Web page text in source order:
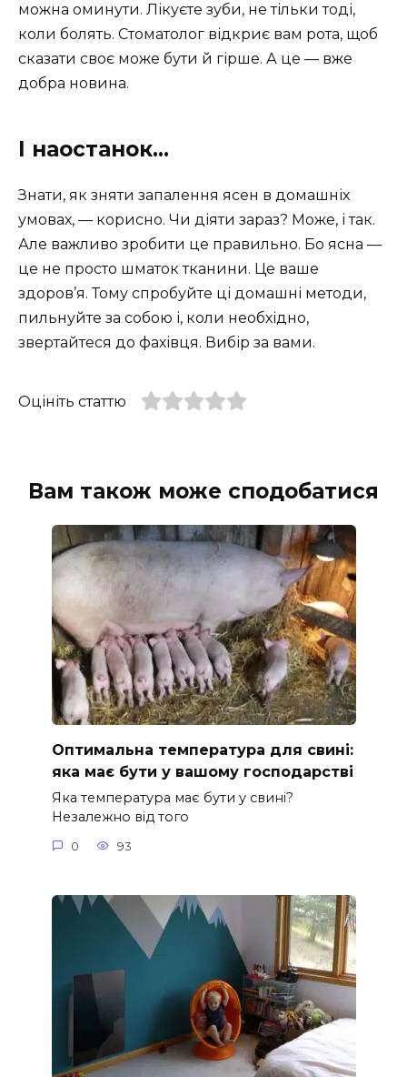
можна оминути. Лікуєте зуби, не тільки тоді,
коли болять. Стоматолог відкриє вам рота, щоб
сказати своє може бути й гірше. А це — вже
добра новина.
І наостанок…
Знати, як зняти запалення ясен в домашніх
умовах, — корисно. Чи діяти зараз? Може, і так.
Але важливо зробити це правильно. Бо ясна —
це не просто шматок тканини. Це ваше
здоров’я. Тому спробуйте ці домашні методи,
пильнуйте за собою і, коли необхідно,
звертайтеся до фахівця. Вибір за вами.
Оцініть статтю
Вам також може сподобатися
Оптимальна температура для свині:
яка має бути у вашому господарстві
Яка температура має бути у свині?
Незалежно від того
0 93